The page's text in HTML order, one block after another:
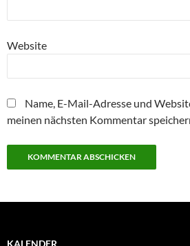
Website
Name, E-Mail-Adresse und
meinen nächsten Kommentar